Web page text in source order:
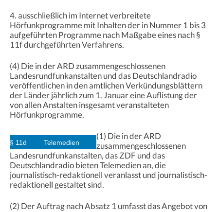
4. ausschließlich im Internet verbreitete
Hörfunkprogramme mit Inhalten der in Nummer 1 bis 3
aufgeführten Programme nach Maßgabe eines nach §
11f durchgeführten Verfahrens.
(4) Die in der ARD zusammengeschlossenen
Landesrundfunkanstalten und das Deutschlandradio
veröffentlichen in den amtlichen Verkündungsblättern
der Länder jährlich zum 1. Januar eine Auflistung der
von allen Anstalten insgesamt veranstalteten
Hörfunkprogramme.
§ 11d Telemedien
(1) Die in der ARD
zusammengeschlossenen
Landesrundfunkanstalten, das ZDF und das
Deutschlandradio bieten Telemedien an, die
journalistisch-redaktionell veranlasst und journalistisch-
redaktionell gestaltet sind.
(2) Der Auftrag nach Absatz 1 umfasst das Angebot von